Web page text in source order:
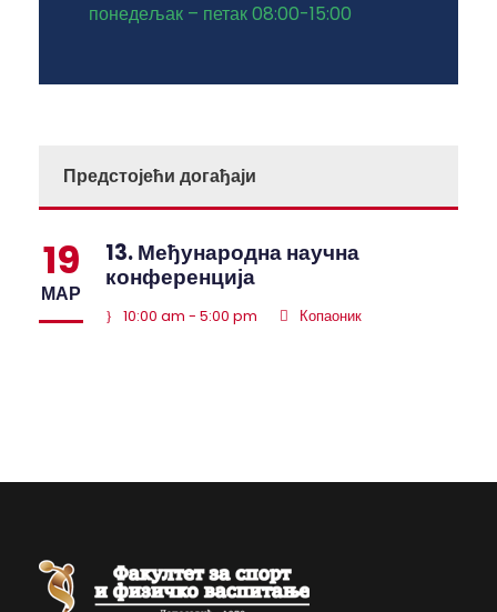
понедељак – петак 08:00-15:00
Предстојећи догађаји
19
МАР
13. Међународна научна
конференција
10:00 am - 5:00 pm Копаоник